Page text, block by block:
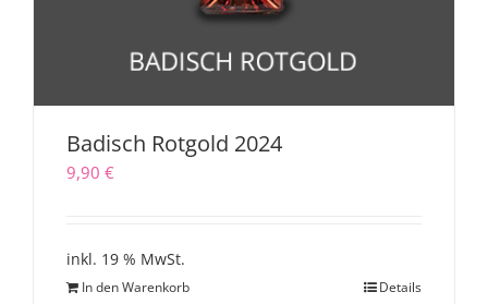
Badisch Rotgold 2024
9,90 €
inkl. 19 % MwSt.
In den Warenkorb Details